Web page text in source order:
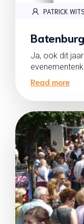
PATRICK
Ja, ook dit
Read more